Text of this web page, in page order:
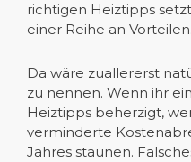
richtigen Heiztipps
einer Reihe an Vorteilen.
Da wäre zuallererst
zu nennen. Wenn ihr
Heiztipps beherzigt,
verminderte
Jahres staunen.